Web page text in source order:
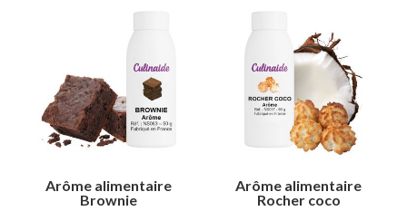
Arôme alimentaire
Brownie
Arôme alimentaire
Rocher coco